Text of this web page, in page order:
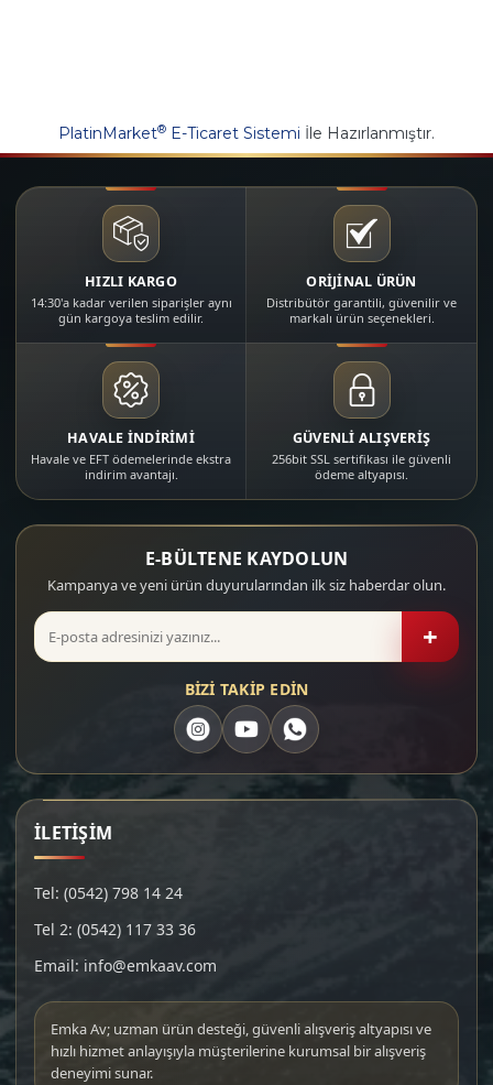
PlatinMarket® E-Ticaret Sistemi İle Hazırlanmıştır.
HIZLI KARGO
14:30'a kadar verilen siparişler aynı
gün kargoya teslim edilir.
ORİJİNAL ÜRÜN
Distribütör garantili, güvenilir ve
markalı ürün seçenekleri.
HAVALE İNDİRİMİ
Havale ve EFT ödemelerinde ekstra
indirim avantajı.
GÜVENLİ ALIŞVERİŞ
256bit SSL sertifikası ile güvenli
ödeme altyapısı.
E-BÜLTENE KAYDOLUN
Kampanya ve yeni ürün duyurularından ilk siz haberdar olun.
+
BİZİ TAKİP EDİN
İLETİŞİM
Tel: (0542) 798 14 24
Tel 2: (0542) 117 33 36
Email: info@emkaav.com
Emka Av; uzman ürün desteği, güvenli alışveriş altyapısı ve
hızlı hizmet anlayışıyla müşterilerine kurumsal bir alışveriş
deneyimi sunar.